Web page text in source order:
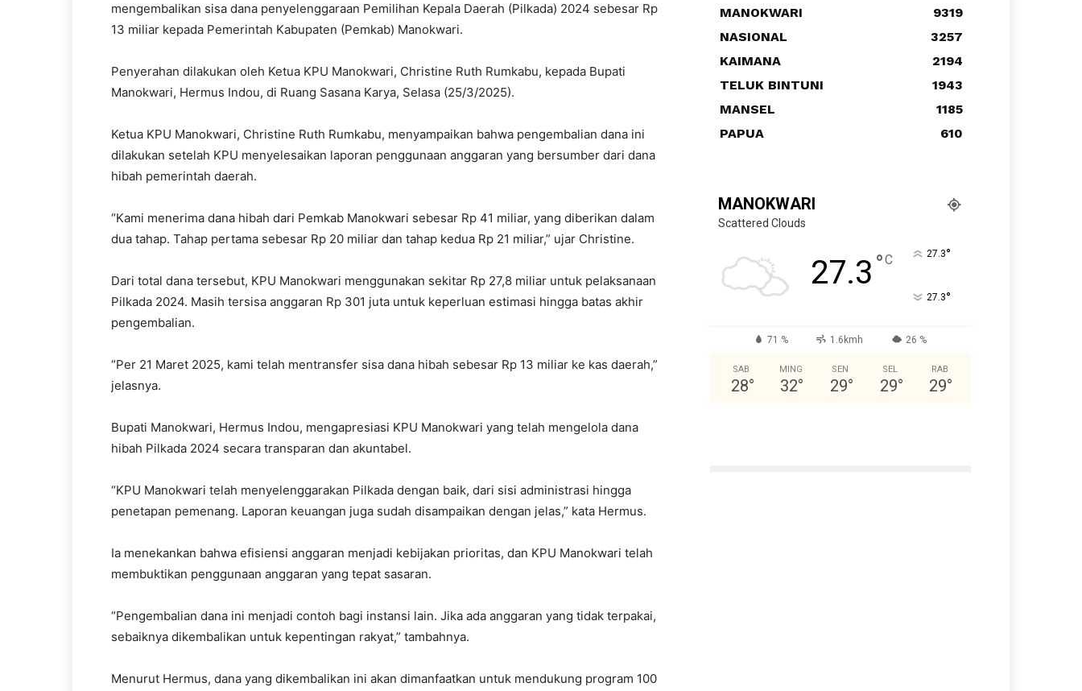
mengembalikan sisa dana penyelenggaraan Pemilihan Kepala Daerah (Pilkada) 2024 sebesar Rp
13 miliar kepada Pemerintah Kabupaten (Pemkab) Manokwari.
Penyerahan dilakukan oleh Ketua KPU Manokwari, Christine Ruth Rumkabu, kepada Bupati
Manokwari, Hermus Indou, di Ruang Sasana Karya, Selasa (25/3/2025).
Ketua KPU Manokwari, Christine Ruth Rumkabu, menyampaikan bahwa pengembalian dana ini
dilakukan setelah KPU menyelesaikan laporan penggunaan anggaran yang bersumber dari dana
hibah pemerintah daerah.
“Kami menerima dana hibah dari Pemkab Manokwari sebesar Rp 41 miliar, yang diberikan dalam
dua tahap. Tahap pertama sebesar Rp 20 miliar dan tahap kedua Rp 21 miliar,” ujar Christine.
Dari total dana tersebut, KPU Manokwari menggunakan sekitar Rp 27,8 miliar untuk pelaksanaan
Pilkada 2024. Masih tersisa anggaran Rp 301 juta untuk keperluan estimasi hingga batas akhir
pengembalian.
“Per 21 Maret 2025, kami telah mentransfer sisa dana hibah sebesar Rp 13 miliar ke kas daerah,”
jelasnya.
Bupati Manokwari, Hermus Indou, mengapresiasi KPU Manokwari yang telah mengelola dana
hibah Pilkada 2024 secara transparan dan akuntabel.
“KPU Manokwari telah menyelenggarakan Pilkada dengan baik, dari sisi administrasi hingga
penetapan pemenang. Laporan keuangan juga sudah disampaikan dengan jelas,” kata Hermus.
Ia menekankan bahwa efisiensi anggaran menjadi kebijakan prioritas, dan KPU Manokwari telah
membuktikan penggunaan anggaran yang tepat sasaran.
“Pengembalian dana ini menjadi contoh bagi instansi lain. Jika ada anggaran yang tidak terpakai,
sebaiknya dikembalikan untuk kepentingan rakyat,” tambahnya.
Menurut Hermus, dana yang dikembalikan ini akan dimanfaatkan untuk mendukung program 100
MANOKWARI
9319
NASIONAL
3257
KAIMANA
2194
TELUK BINTUNI
1943
MANSEL
1185
PAPUA
610
MANOKWARI
Scattered Clouds
27.3 °C 27.3°
27.3°
71 % 1.6kmh 26 %
SAB
28°
MING
32°
SEN
29°
SEL
29°
RAB
29°